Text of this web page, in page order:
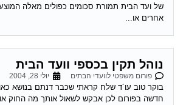
של ועד הבית תמורת סכומים כפולים מאלה
אחרים או...
נוהל תקין בכספי וועד הבית
פורום משפטי לוועדי הבתים יולי 28, 2004
בוקר טוב עו´ד שלח קראתי שכבר דנתם בנושא
חדשה בפורום לכן אבקש לשאול אותך מה החוק